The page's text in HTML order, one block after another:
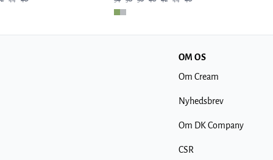
OM OS
Om Cream
Nyhedsbrev
Om DK Company
CSR